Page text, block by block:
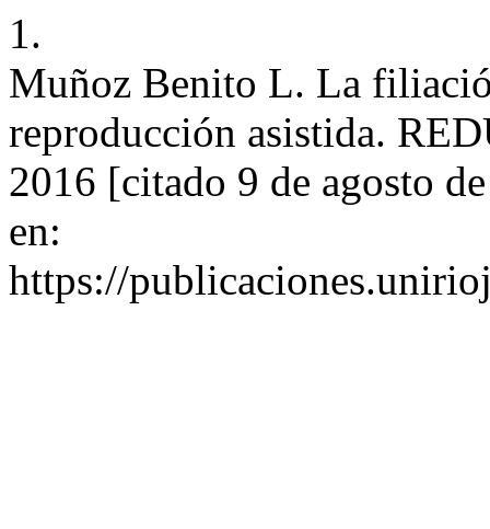
1.
Muñoz Benito L. La
reproducción asistida.
2016 [citado 9 de agosto
en:
https://